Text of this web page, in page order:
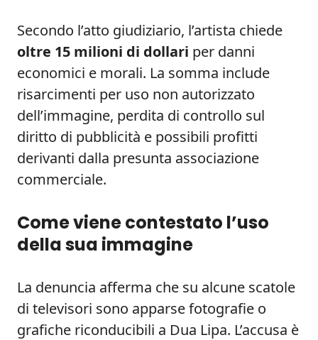
Secondo l’atto giudiziario, l’artista chiede
oltre 15 milioni di dollari per danni
economici e morali. La somma include
risarcimenti per uso non autorizzato
dell’immagine, perdita di controllo sul
diritto di pubblicità e possibili profitti
derivanti dalla presunta associazione
commerciale.
Come viene contestato l’uso
della sua immagine
La denuncia afferma che su alcune scatole
di televisori sono apparse fotografie o
grafiche riconducibili a Dua Lipa. L’accusa è